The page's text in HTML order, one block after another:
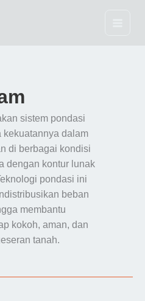
sistem pondasi
kekuatannya dalam
di berbagai kondisi
dengan kontur lunak
pondasi ini
beban
membantu
kokoh, aman, dan
tanah.